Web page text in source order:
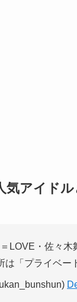
気アイド
＝LOVE・佐々
は「プライベー